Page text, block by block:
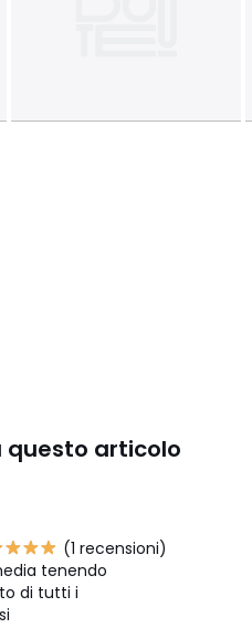
questo articolo
(1 recensioni)
tenendo
di tutti i